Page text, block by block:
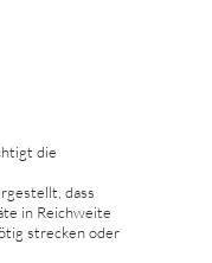
die
dass
in Reichweite
strecken oder